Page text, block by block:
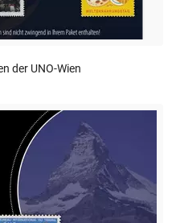
der UNO-Wien